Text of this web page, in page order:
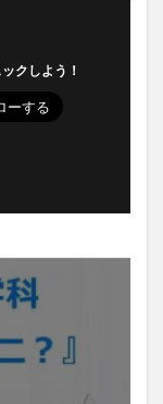
クしよう！